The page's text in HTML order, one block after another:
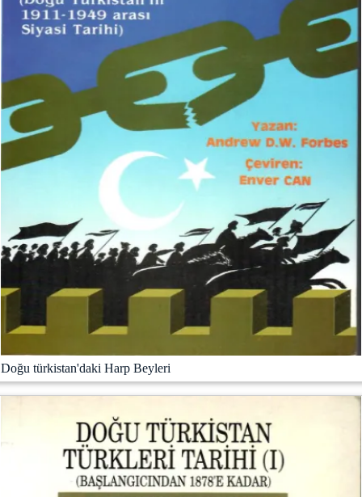
Doğu türkistan'daki Harp Beyleri